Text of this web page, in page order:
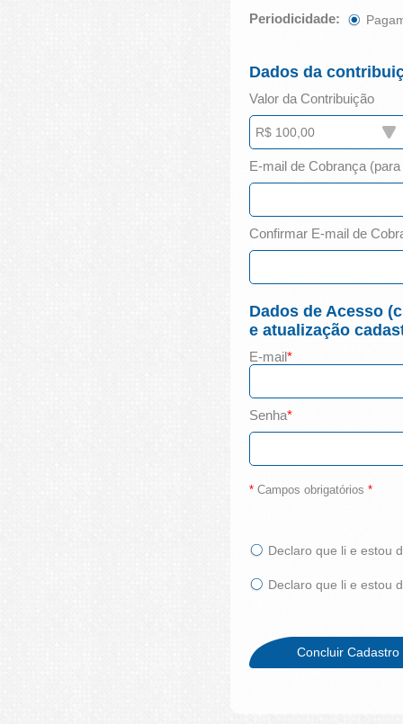
Periodicidade:
Dados da
Valor da Contribuição
E-mail de Cobrança
Confirmar E-mail de
Dados de Acesso
e atualização
E-mail*
Senha*
*Campos obrigatórios *
Declaro que li e estou
Declaro que li e estou
Concluir Cadastro